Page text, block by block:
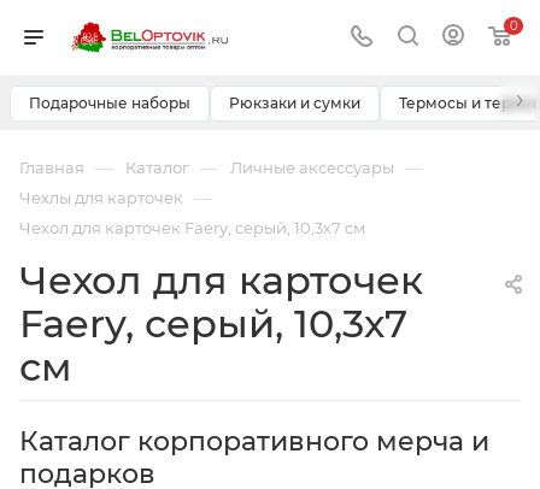
0
Подарочные наборы Рюкзаки и сумки Термосы и ›
Главная — Каталог — Личные аксессуары —
Чехлы для карточек —
Чехол для карточек Faery, серый, 10,3х7 см
Чехол для карточек
Faery, серый, 10,3х7
см
Каталог корпоративного мерча и
подарков